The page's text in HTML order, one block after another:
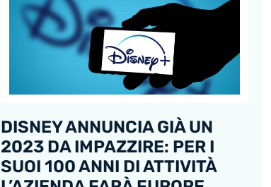
DISNEY ANNUNCIA GIÀ UN
2023 DA IMPAZZIRE: PER I
SUOI 100 ANNI DI ATTIVITÀ